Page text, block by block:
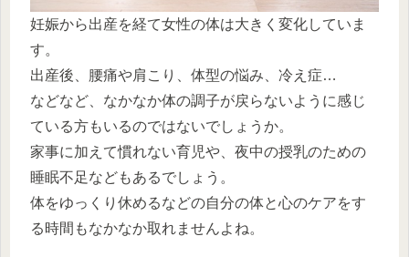
妊娠から出産を経て女性の体は大きく変化していま
す。
出産後、腰痛や肩こり、体型の悩み、冷え症…
などなど、なかなか体の調子が戻らないように感じ
ている方もいるのではないでしょうか。
家事に加えて慣れない育児や、夜中の授乳のための
睡眠不足などもあるでしょう。
体をゆっくり休めるなどの自分の体と心のケアをす
る時間もなかなか取れませんよね。